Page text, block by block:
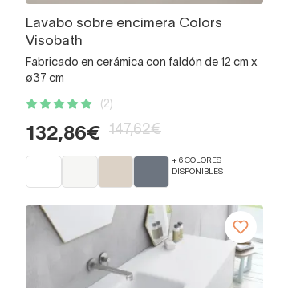
Lavabo sobre encimera Colors
Visobath
Fabricado en cerámica con faldón de 12 cm x
ø37 cm
(2)
132,86€ 147,62€
+ 6 COLORES
DISPONIBLES